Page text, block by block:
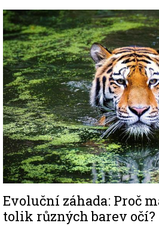
Image
Evoluční záhada: Proč
tolik různých barev očí?